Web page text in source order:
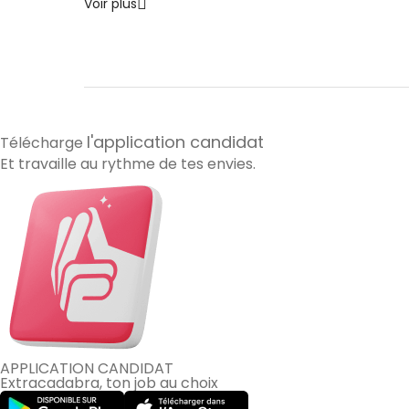
Télécharge l'application candidat
Et travaille au rythme de tes envies.
APPLICATION CANDIDAT
Extracadabra, ton job au choix